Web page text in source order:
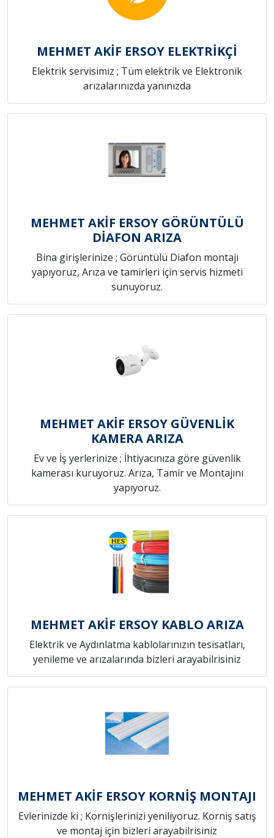
MEHMET AKİF ERSOY ELEKTRİKÇİ
Elektrik servisimiz ; Tüm elektrik ve Elektronik
arızalarınızda yanınızda
MEHMET AKİF ERSOY GÖRÜNTÜLÜ
DİAFON ARIZA
Bina girişlerinize ; Görüntülü Diafon montajı
yapıyoruz, Arıza ve tamirleri için servis hizmeti
sunuyoruz.
MEHMET AKİF ERSOY GÜVENLİK
KAMERA ARIZA
Ev ve İş yerlerinize ; İhtiyacınıza göre güvenlik
kamerası kuruyoruz. Arıza, Tamir ve Montajını
yapıyoruz.
MEHMET AKİF ERSOY KABLO ARIZA
Elektrik ve Aydınlatma kablolarınızın tesisatları,
yenileme ve arızalarında bizleri arayabilrisiniz
MEHMET AKİF ERSOY KORNİŞ MONTAJI
Evlerinizde ki ; Kornişlerinizi yeniliyoruz. Korniş satış
ve montaj için bizleri arayabilrisiniz